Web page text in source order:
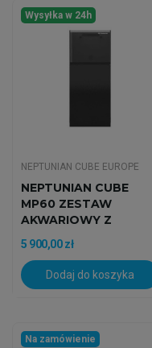
Wysyłka w 24h
NEPTUNIAN CUBE EUROPE
NEPTUNIAN CUBE
MP60 ZESTAW
AKWARIOWY Z
CZARNĄ SZAFKĄ
5 900,00 zł
Dodaj do koszyka
Na zamówienie